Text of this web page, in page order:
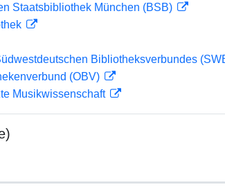
Staatsbibliothek München (BSB)
Bibliotheksverbundes
(OBV)
Musikwissenschaft